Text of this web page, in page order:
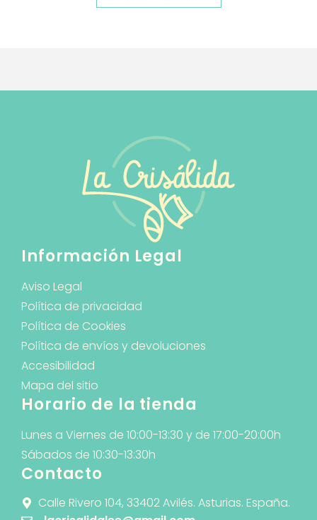
Información Legal
Aviso Legal
Política de privacidad
Política de Cookies
Política de envíos y devoluciones
Accesibilidad
Mapa del sitio
Horario de la tienda
Lunes a Viernes de 10:00-13:30 y de 17:00-20:00h
Sábados de 10:30-13:30h
Contacto
Calle Rivero 104, 33402 Avilés. Asturias. España.